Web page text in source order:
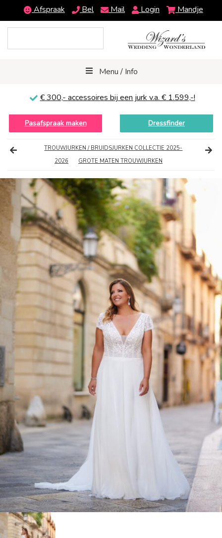
Afspraak Bel Mail Login Mandje
Menu / Info
€ 300,- accessoires bij een jurk v.a. € 1.599,-!
Pasafspraak maken Dressfinder
TROUWJURKEN / BRUIDSJURKEN COLLECTIE 2025-
2026
GROTE MATEN TROUWJURKEN